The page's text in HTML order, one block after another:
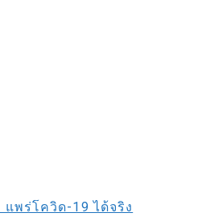
แพร่โควิด-19 ได้จริง